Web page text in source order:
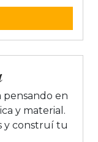
pensando en
y material.
y construí tu